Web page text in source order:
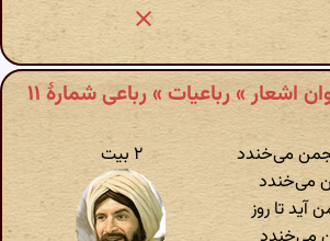
اشعار » رباعیات » رباعی شمارهٔ ۱۱
می‌خندد
می‌خندد
تا روز
۲ بیت